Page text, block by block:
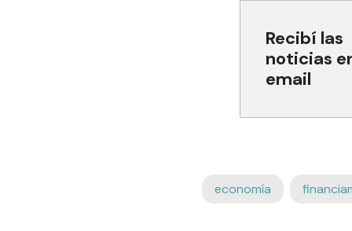
Recibí las
noticias
email
economía